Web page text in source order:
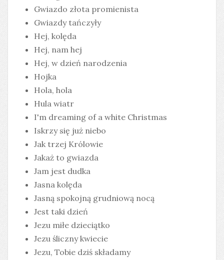
Gwiazdo złota promienista
Gwiazdy tańczyły
Hej, kolęda
Hej, nam hej
Hej, w dzień narodzenia
Hojka
Hola, hola
Hula wiatr
I'm dreaming of a white Christmas
Iskrzy się już niebo
Jak trzej Królowie
Jakaż to gwiazda
Jam jest dudka
Jasna kolęda
Jasną spokojną grudniową nocą
Jest taki dzień
Jezu miłe dzieciątko
Jezu śliczny kwiecie
Jezu, Tobie dziś składamy